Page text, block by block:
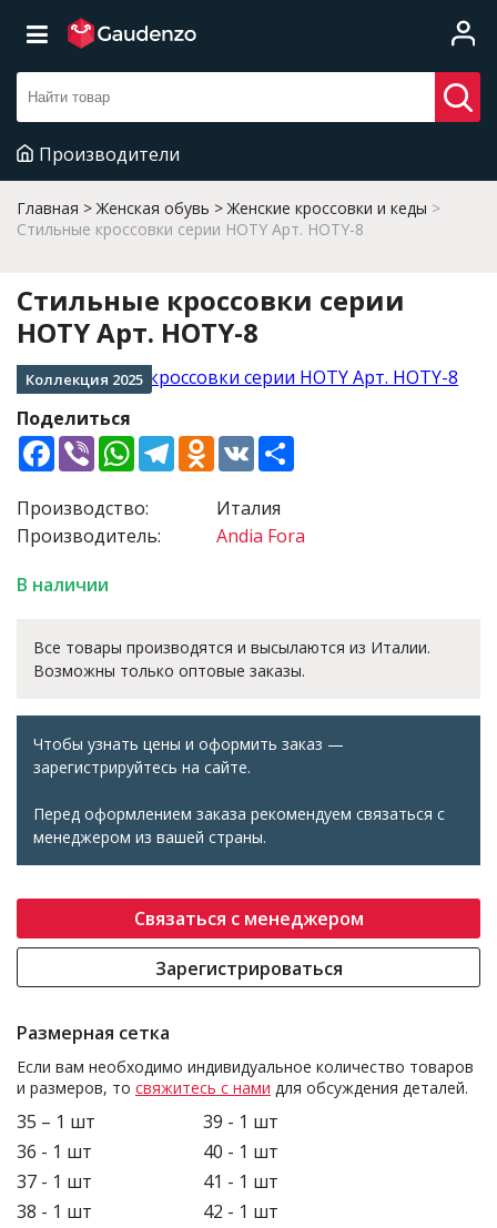
Производители
Главная Женская обувь
Женские кроссовки и кеды
Стильные кроссовки серии HOTY Арт. HOTY-8
Стильные кроссовки серии
HOTY Арт. HOTY-8
Коллекция 2025
Поделиться
Facebook
ViberWhatsApp
TelegramOdnoklassniki
VK
Производство:
Производитель:
Италия
Andia Fora
В наличии
Все товары производятся и высылаются из Италии.
Возможны только оптовые заказы.
Чтобы узнать цены и оформить заказ —
зарегистрируйтесь на сайте.
Перед оформлением заказа рекомендуем связаться с
менеджером из вашей страны.
Связаться с менеджером
Зарегистрироваться
Размерная сетка
Если вам необходимо индивидуальное количество товаров
и размеров, то свяжитесь с нами для обсуждения деталей.
35 – 1 шт
36 - 1 шт
37 - 1 шт
38 - 1 шт
39 - 1 шт
40 - 1 шт
41 - 1 шт
42 - 1 шт